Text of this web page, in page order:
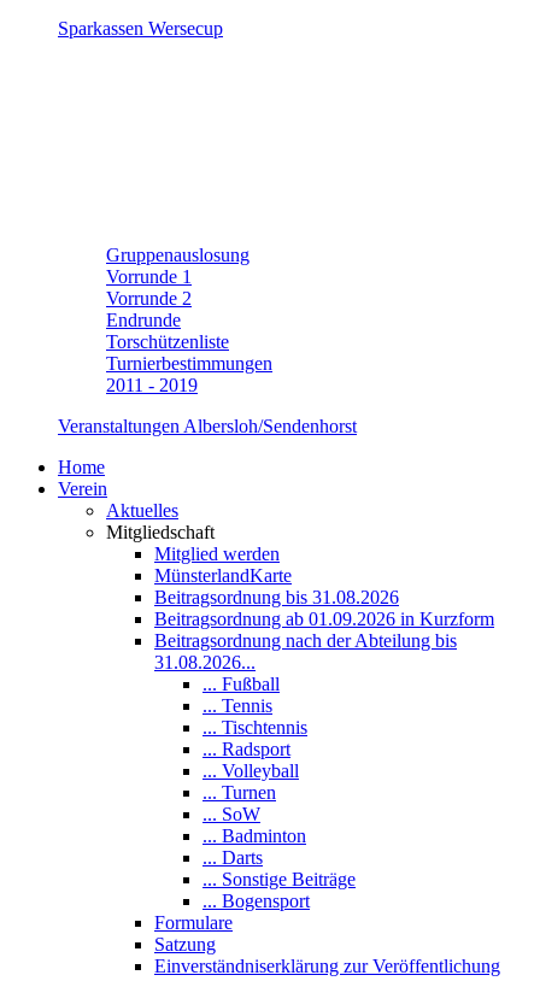
Sparkassen Wersecup
Gruppenauslosung
Vorrunde 1
Vorrunde 2
Endrunde
Torschützenliste
Turnierbestimmungen
2011 - 2019
Veranstaltungen Albersloh/Sendenhorst
Home
Verein
Aktuelles
Mitgliedschaft
Mitglied werden
MünsterlandKarte
Beitragsordnung bis 31.08.2026
Beitragsordnung ab 01.09.2026 in Kurzform
Beitragsordnung nach der Abteilung bis
31.08.2026...
... Fußball
... Tennis
... Tischtennis
... Radsport
... Volleyball
... Turnen
... SoW
... Badminton
... Darts
... Sonstige Beiträge
... Bogensport
Formulare
Satzung
Einverständniserklärung zur Veröffentlichung